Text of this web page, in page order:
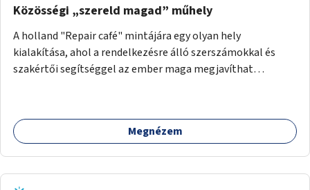
Közösségi „szereld magad” műhely
A holland "Repair café" mintájára egy olyan hely
kialakítása, ahol a rendelkezésre álló szerszámokkal és
szakértői segítséggel az ember maga megjavíthat
egymásnak, megosszák tudásukat.
Megnézem